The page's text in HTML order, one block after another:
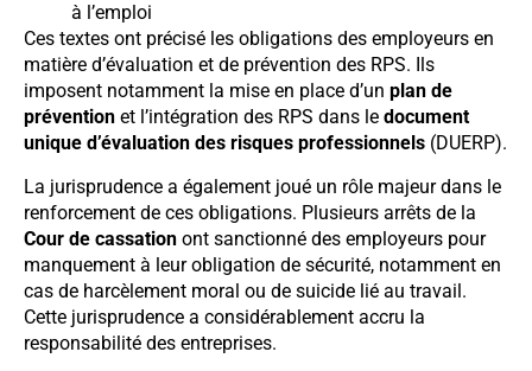
à l’emploi
Ces textes ont précisé les obligations des employeurs en
matière d’évaluation et de prévention des RPS. Ils
imposent notamment la mise en place d’un plan de
prévention et l’intégration des RPS dans le document
unique d’évaluation des risques professionnels (DUERP).
La jurisprudence a également joué un rôle majeur dans le
renforcement de ces obligations. Plusieurs arrêts de la
Cour de cassation ont sanctionné des employeurs pour
manquement à leur obligation de sécurité, notamment en
cas de harcèlement moral ou de suicide lié au travail.
Cette jurisprudence a considérablement accru la
responsabilité des entreprises.